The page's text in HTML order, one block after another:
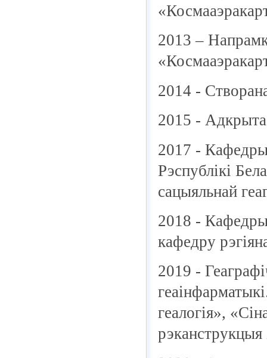
2013 –
2014 -
2015 -
2017 - Кафедры
Рэспублікі
сацыяльнай
2018 - Кафедры
кафедру
2019 -
геалогія»,
рэканструкцыя